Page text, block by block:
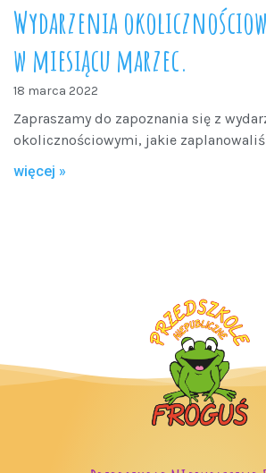
Wydarzenia
w miesiącu marzec.
18 marca 2022
Zapraszamy do zapoznania się z
okolicznościowymi, jakie
więcej »